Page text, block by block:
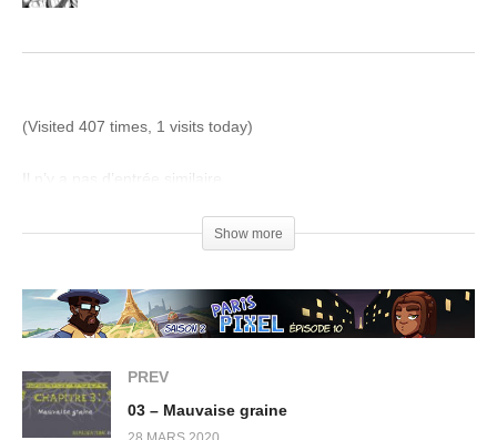
(Visited 407 times, 1 visits today)
Il n’y a pas d’entrée similaire.
Show more
PREV
03 – Mauvaise graine